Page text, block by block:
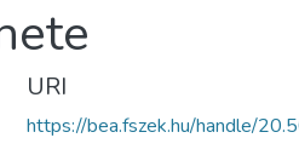
URI
https://bea.fszek.hu/handle/